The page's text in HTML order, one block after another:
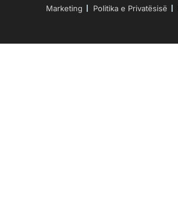
Marketing Politika e Privatësisë